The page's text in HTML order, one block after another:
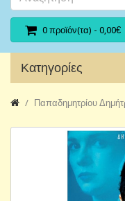
0 προϊόν(τα) - 0,00€
Κατηγορίες
Παπαδημητρίου